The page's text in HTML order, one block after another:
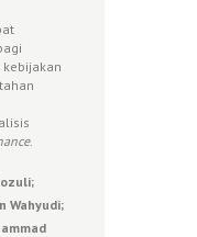
.
Wahyudi;